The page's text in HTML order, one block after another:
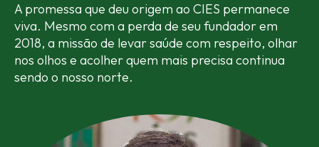
A promessa que deu origem ao CIES permanece
viva. Mesmo com a perda de seu fundador em
2018, a missão de levarsaúde com respeito, olhar
nos olhos e acolher quem mais precisa continua
sendo o nosso norte.